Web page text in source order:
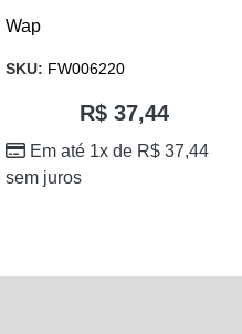
Wap
SKU: FW006220
R$37,44
Em até 1x de R$ 37,44
sem juros